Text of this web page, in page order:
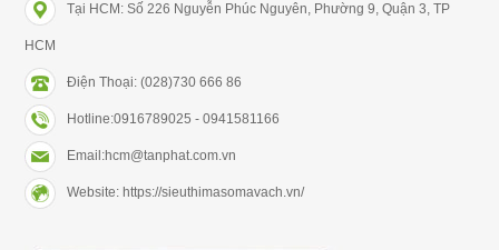
Tại HCM: Số 226 Nguyễn Phúc Nguyên, Phường 9, Quận 3, TP
HCM
Điện Thoại: (028)730 666 86
Hotline:0916789025 - 0941581166
Email:hcm@tanphat.com.vn
Website: https://sieuthimasomavach.vn/